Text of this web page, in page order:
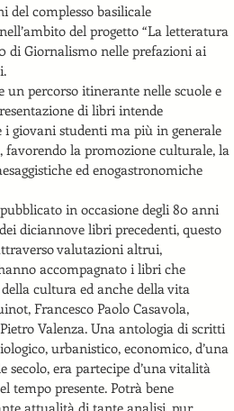
del complesso basilicale
del progetto “La letteratura
di Giornalismo nelle prefazioni ai
un percorso itinerante nelle scuole e
di libri intende
giovani studenti ma più in generale
la promozione culturale, la
ed enogastronomiche
in occasione degli 80 anni
diciannove libri precedenti, questo
valutazioni altrui,
accompagnato i libri che
cultura ed anche della vita
Francesco Paolo Casavola,
Valenza. Una antologia di scritti
urbanistico, economico, d’una
era partecipe d’una vitalità
tempo presente. Potrà bene
attualità di tante analisi, pur